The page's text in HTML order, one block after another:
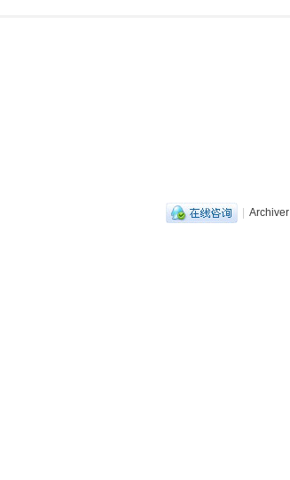
| Archiver